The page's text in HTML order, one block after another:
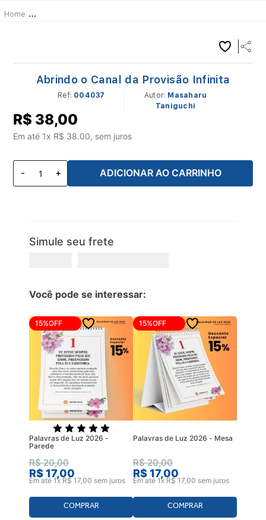
Abrindo o Canal da Provisão Infinita
Ref: 004037
Masaharu
Taniguchi
R$ 38,00
Em até 1x R$ 38.00, sem juros
ADICIONAR AO CARRINHO
Simule seu frete
Você pode se interessar:
15%OFF
Palavras de Luz 2026 -
Parede
R$ 20,00
R$17,00
Em até1xR$ 17 00 sem juros
15%OFF
Palavras de Luz 2026 - Mesa
R$ 20,00
R$17,00
Em até1xR$ 17 00 sem juros